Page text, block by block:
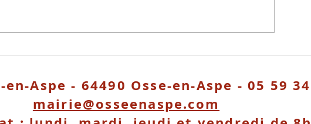
Risque de
Aspe - 64490 Osse-en-Aspe - 05 59
mairie@osseenaspe.com